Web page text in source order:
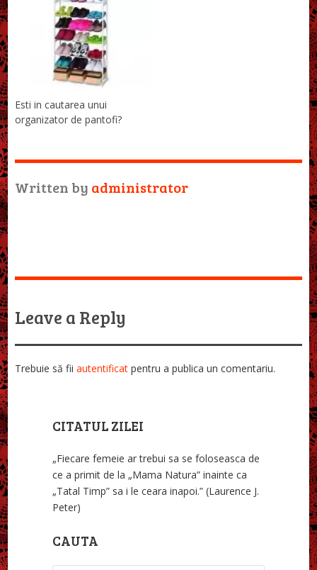
Esti in cautarea unui
organizator de pantofi?
Written by administrator
Leave a Reply
Trebuie să fii autentificatpentru a publica un comentariu.
CITATUL ZILEI
„Fiecare femeie ar trebui sa se foloseasca de
ce a primit de la „Mama Natura” inainte ca
„Tatal Timp” sa i le ceara inapoi.” (Laurence J.
Peter)
CAUTA